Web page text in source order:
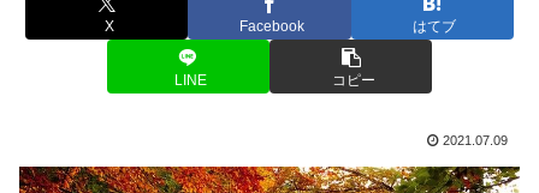
X Facebook はてブ
LINE コピー
2021.07.09